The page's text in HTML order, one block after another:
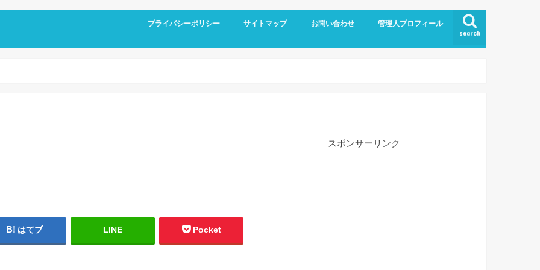
search
プライバシーポリシー サイトマップ お問い合わせ 管理人プロフィール
はてブ LINE Pocket
スポンサーリンク